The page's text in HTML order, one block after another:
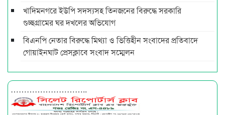
খাদিমনগরে ইউপি সদস্যসহ তিনজনের বিরুদ্ধে সরকারি
গুচ্ছগ্রামের ঘর দখলের অভিযোগ
বিএনপি নেতার বিরুদ্ধে মিথ্যা ও ভিত্তিহীন সংবাদের প্রতিবাদে
গোয়াইনঘাট প্রেসক্লাবে সংবাদ সম্মেলন
………………………..